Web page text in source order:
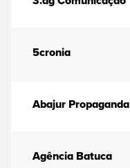
5cronia
Abajur Propaganda
Agência Batuca